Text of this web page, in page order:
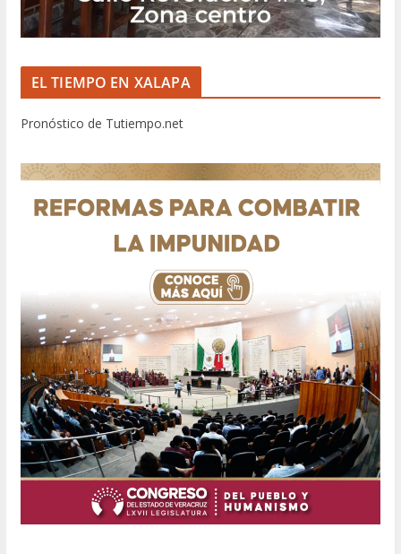
EL TIEMPO EN XALAPA
Pronóstico de Tutiempo.net